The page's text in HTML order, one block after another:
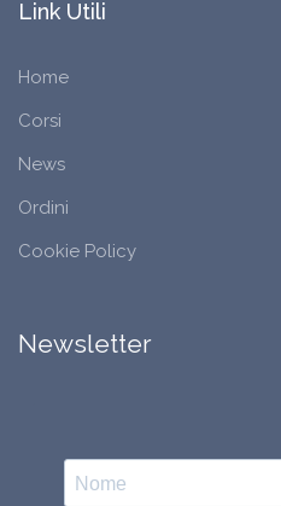
Link Utili
Home
Corsi
News
Ordini
Cookie Policy
Newsletter